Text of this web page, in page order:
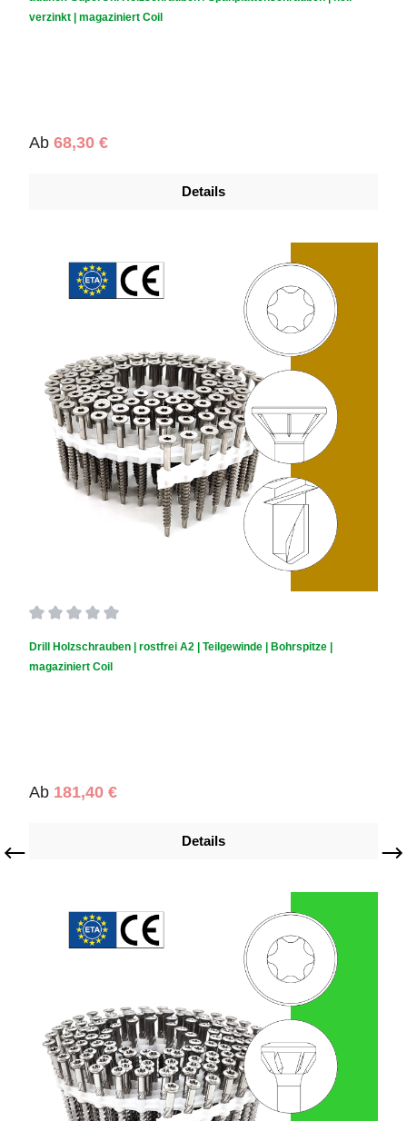
verzinkt | magaziniert Coil
Regulärer Preis:
Ab 68,30 €
Details
Drill Holzschrauben | rostfrei A2 | Teilgewinde | Bohrspitze |
magaziniert Coil
Regulärer Preis:
Ab 181,40 €
Details